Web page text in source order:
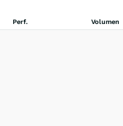
Perf. Volumen